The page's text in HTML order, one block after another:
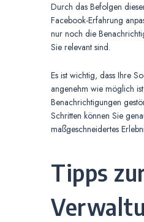
Durch das Befolgen
Facebook-Erfahrung
nur noch die
Sie relevant sind.
Es ist wichtig, dass Ihre
angenehm wie möglich
Benachrichtigungen
Schritten können Sie
maßgeschneidertes
Tipps